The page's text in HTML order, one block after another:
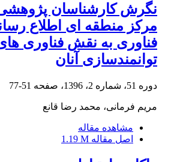
نگرش کارشناسان پژوهشی
مرکز منطقه ای اطلاع
فناوری به نقش فناوری
توانمندسازی آنان
دوره 51، شماره 2، 1396، صفحه 51-77
مریم فرمانی، محمد رضا قانع
مشاهده مقاله
اصل مقاله 1.19 M